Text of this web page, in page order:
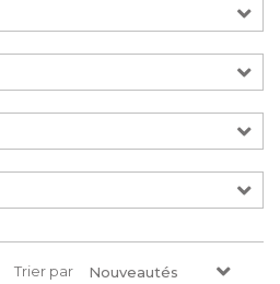
Trier par Nouveautés